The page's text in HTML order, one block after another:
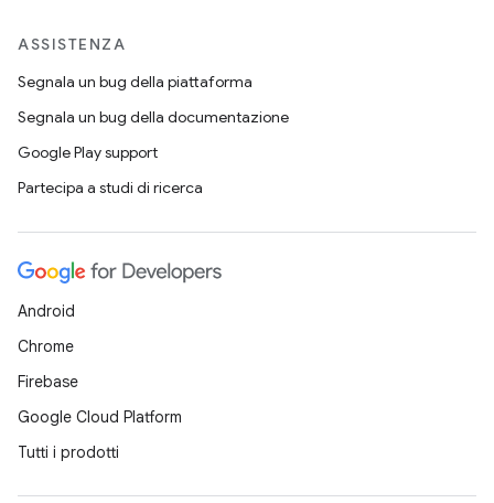
ASSISTENZA
Segnala un bug della piattaforma
Segnala un bug della documentazione
Google Play support
Partecipa a studi di ricerca
Android
Chrome
Firebase
Google Cloud Platform
Tutti i prodotti